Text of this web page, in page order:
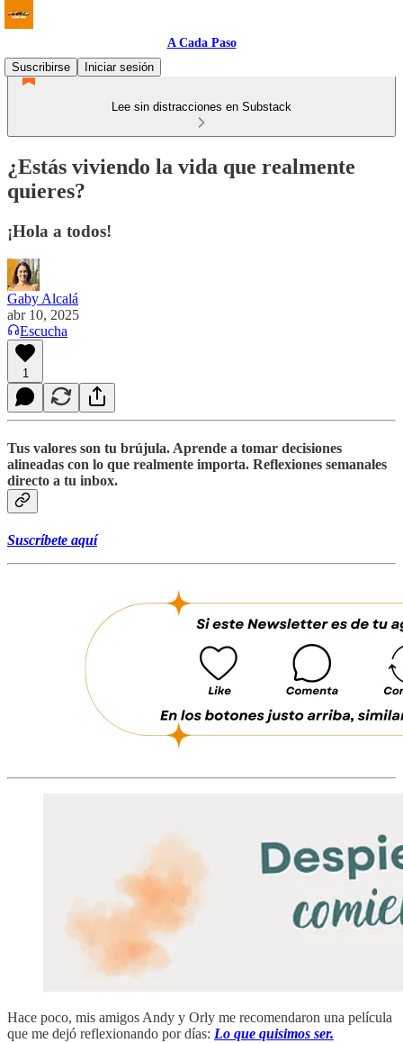
A Cada Paso
Suscribirse
Iniciar sesión
Lee sin distracciones en Substack
¿Estás viviendo la vida que realmente
quieres?
¡Hola a todos!
Gaby Alcalá
abr 10, 2025
Escucha
1
Tus valores son tu brújula. Aprende a tomar decisiones
alineadas con lo que realmente importa. Reflexiones semanales
directo a tu inbox.
Suscríbete aquí
Hace poco, mis amigos Andy y Orly me recomendaron una película
que me dejó reflexionando por días: Lo que quisimos ser.